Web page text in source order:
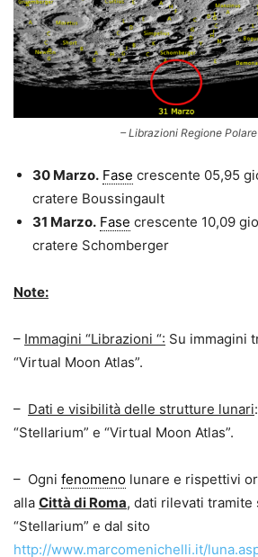
– Librazioni Regione
30 Marzo. Fase crescente 05,95
cratere Boussingault
31 Marzo. Fase crescente 10,09
cratere Schomberger
Note:
– Immagini “Librazioni “: Su immagini
“Virtual Moon Atlas”.
– Dati e visibilità delle strutture lunari
“Stellarium” e “Virtual Moon Atlas”.
– Ogni fenomeno lunare e rispettivi
alla Città di Roma, dati rilevati tramite
“Stellarium” e dal sito
http://www.marcomenichelli.it/